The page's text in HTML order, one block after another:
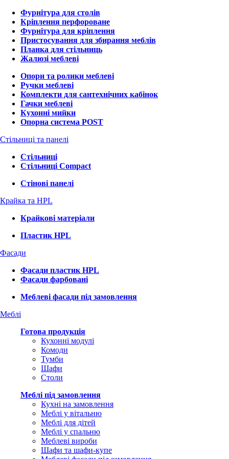
Фурнітура для столів
Кріплення перфороване
Фурнітура для кріплення
Пристосування для збирання меблів
Планка для стільниць
Жалюзі меблеві
Опори та ролики меблеві
Ручки меблеві
Комплекти для сантехнічних кабінок
Гачки меблеві
Кухонні мийки
Опорна система POST
Стільниці та панелі
Стільниці
Стільниці Compact
Стінові панелі
Крайка та HPL
Крайкові матеріали
Пластик HPL
Фасади
Фасади пластик HPL
Фасади фарбовані
Меблеві фасади під замовлення
Меблі
Готова продукція
Кухонні модулі
Комоди
Тумби
Шафи
Столи
Меблі під замовлення
Кухні на замовлення
Меблі у вітальню
Меблі для дітей
Меблі у спальню
Меблеві вироби
Шафи та шафи-купе